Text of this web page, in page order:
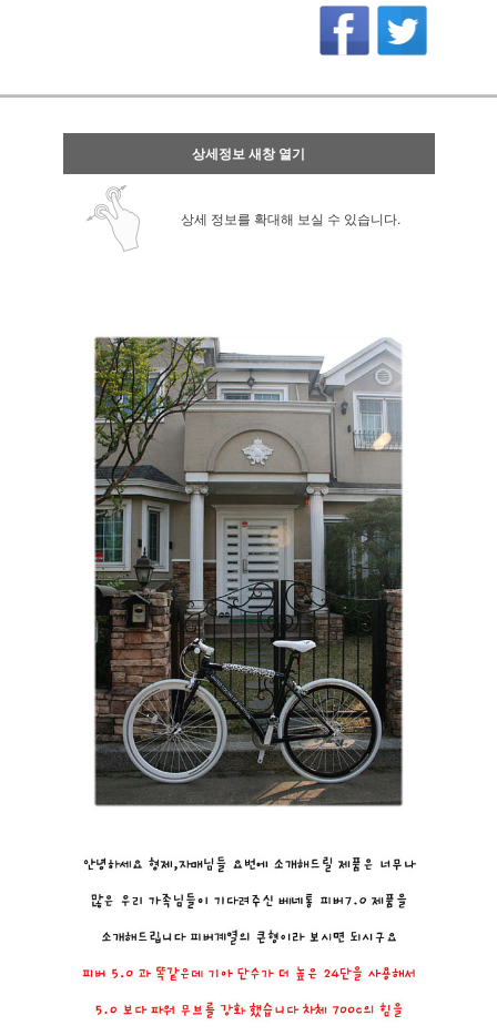
상세정보 새창 열기
상세 정보를 확대해 보실 수 있습니다.